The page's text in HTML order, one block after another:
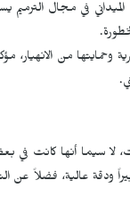
في مجال
من الانهيار،
لا سيما أنها كانت في بعض
ودقة عالية، فضلاً عن